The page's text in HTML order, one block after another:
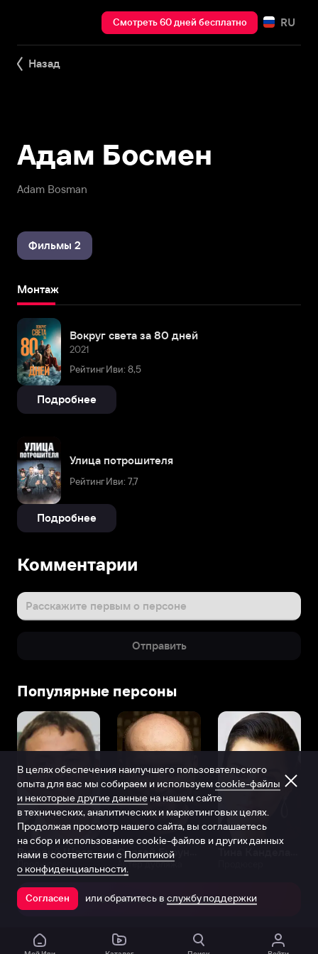
Смотреть 60 дней бесплатно RU
Назад
Adam Bosman
Адам Босмен
Фильмы 2
Монтаж
Вокруг света за 80 дней
2021
Рейтинг Иви: 8,5
Подробнее
Улица потрошителя
Рейтинг Иви: 7,7
Подробнее
Комментарии
Расскажите первым о персоне
Отправить
Популярные персоны
Виталий Шляппо
Продюсер Актёр дубляжа
Открыть в приложении
В целях обеспечения наилучшего пользовательского
опыта для вас мы собираем и используем cookie-файлы
и некоторые другие данные на нашем сайте
в технических, аналитических и маркетинговых целях.
Продолжая просмотр нашего сайта, вы соглашаетесь
на сбор и использование cookie-файлов и других данных
нами в соответствии с Политикой
о конфиденциальности.
Согласен или обратитесь в службу поддержки